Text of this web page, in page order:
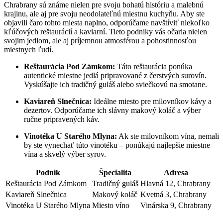
Chrabrany sú známe nielen pre svoju bohatú históriu a malebnú
krajinu, ale aj pre svoju neodolateľnú miestnu kuchyňu. Aby ste
objavili čaro tohto miesta naplno, odporúčame navštíviť niekoľko
kľúčových reštaurácií a kaviarní. Tieto podniky vás očaria nielen
svojim jedlom, ale aj príjemnou atmosférou a pohostinnosťou
miestnych ľudí.
Reštaurácia Pod Zámkom: Táto reštaurácia ponúka
autentické miestne jedlá pripravované z čerstvých surovín.
Vyskúšajte ich tradičný guláš alebo sviečkovú na smotane.
Kaviareň Slnečnica: Ideálne miesto pre milovníkov kávy a
dezertov. Odporúčame ich slávny makový koláč a výber
ručne pripravených káv.
Vinotéka U Starého Mlyna: Ak ste milovníkom vína, nemali
by ste vynechať túto vinotéku – ponúkajú najlepšie miestne
vína a skvelý výber syrov.
Podnik Špecialita
Adresa
Reštaurácia Pod Zámkom
Tradičný guláš Hlavná 12, Chrabrany
Kaviareň Slnečnica
Makový koláč Kvetná 3, Chrabrany
Vinotéka U Starého Mlyna Miesto víno Vinárska 9, Chrabrany